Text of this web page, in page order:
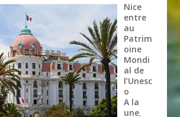
Nice
entre
au
Patrim
oine
Mondi
al de
l’Unesc
o
A la
une,